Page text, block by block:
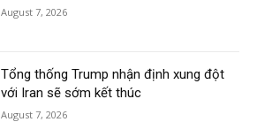
August 7, 2026
Tổng thống Trump nhận định xung đột
với Iran sẽ sớm kết thúc
August 7, 2026